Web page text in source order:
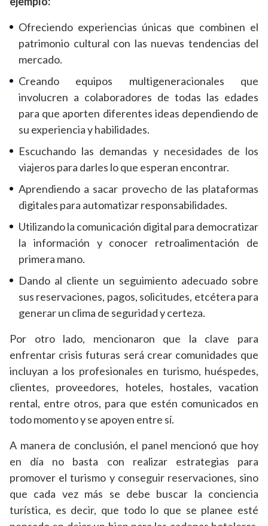
Ofreciendo experiencias únicas que combinen el
patrimonio cultural con las nuevas tendencias del
mercado.
Creando equipos multigeneracionales que
involucren a colaboradores de todas las edades
para que aporten diferentes ideas dependiendo de
su experiencia y habilidades.
Escuchando las demandas y necesidades de los
viajeros para darles lo que esperan encontrar.
Aprendiendo a sacar provecho de las plataformas
digitales para automatizar responsabilidades.
Utilizando la comunicación digital para democratizar
la información y conocer retroalimentación de
primera mano.
Dando al cliente un seguimiento adecuado sobre
sus reservaciones, pagos, solicitudes, etcétera para
generar un clima de seguridad y certeza.
Por otro lado, mencionaron que la clave para
enfrentar crisis futuras será crear comunidades que
incluyan a los profesionales en turismo, huéspedes,
clientes, proveedores, hoteles, hostales, vacation
rental, entre otros, para que estén comunicados en
todo momento y se apoyen entre sí.
A manera de conclusión, el panel mencionó que hoy
en día no basta con realizar estrategias para
promover el turismo y conseguir reservaciones, sino
que cada vez más se debe buscar la conciencia
turística, es decir, que todo lo que se planee esté